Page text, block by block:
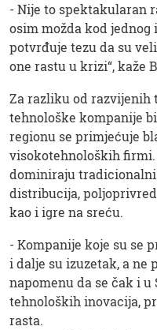
- Nije to spektakularan
osim možda kod jednog
potvrđuje tezu da su
one rastu u krizi“, kaže
Za razliku od razvijenih
tehnološke kompanije
regionu se primjećuje
visokotehnoloških firmi.
dominiraju
distribucija,
kao i igre na sreću.
- Kompanije koje su se
i dalje su izuzetak, a ne
napomenu da se čak i
tehnoloških inovacija,
rasta.